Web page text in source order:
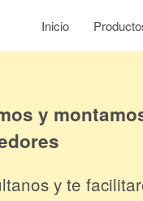
Inicio
y
y te